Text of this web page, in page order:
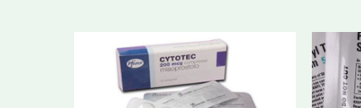
Tällä
tuotteella
useampi